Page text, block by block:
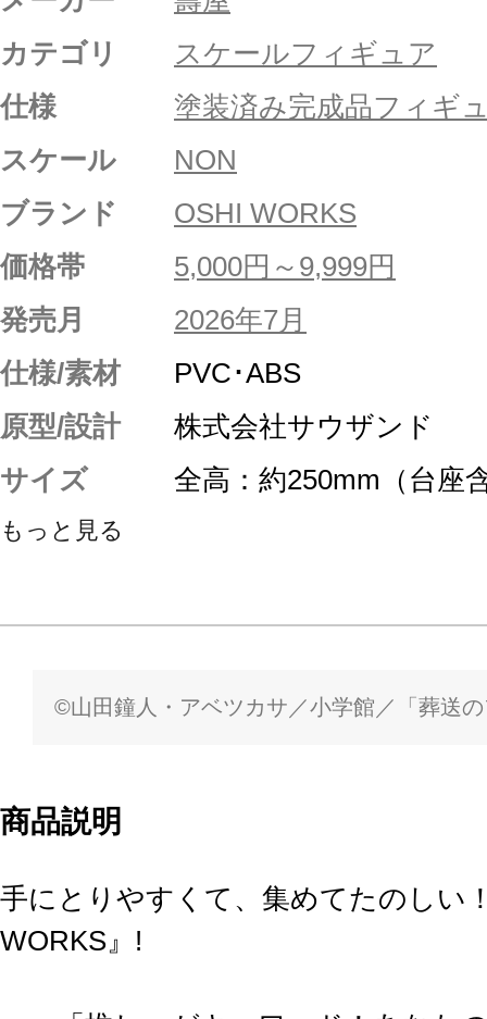
カテゴリ
スケールフィギュア
仕様
塗装済み完成品フィギ
スケール
NON
ブランド
OSHI WORKS
価格帯
5,000円～9,999円
発売月
2026年7月
仕様/素材
PVC･ABS
原型/設計
株式会社サウザンド
サイズ
全高：約250mm（台座
もっと見る
©山田鐘人・アベツカサ／小学館／「葬送
商品説明
手にとりやすくて、集めてたのしい
WORKS』!